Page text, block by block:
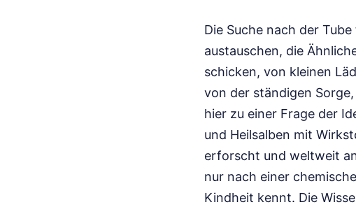
Die Suche nach der
austauschen, die
schicken, von kleinen
von der ständigen
hier zu einer Frage der
und Heilsalben mit
erforscht und weltweit
nur nach einer
Kindheit kennt. Die